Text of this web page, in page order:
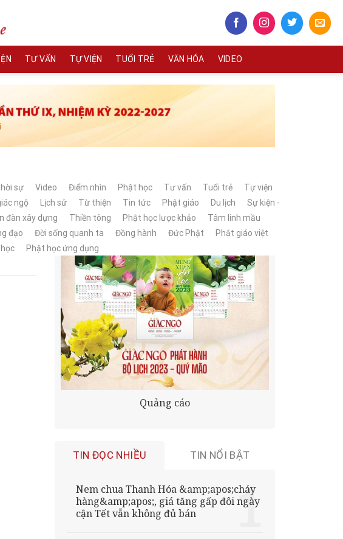
TƯ VẤN TỰ VIỆN TUỔI TRẺ VĂN HÓA VIDEO
sự Video Điểm nhìn Phật học Tư vấn Tuổi trẻ
Tự viện
ngộ
Lịch sử Từ thiện Tin tức Phật giáo Du lịch
Sự kiện -
đàn xây dựng Thiền tông Phật học lược khảo
Tâm linh mầu
đạo Đời sống quanh ta Đồng hành Đức Phật
Phật giáo việt
Phật học ứng dụng
bí
Quảng cáo
TIN ĐỌC NHIỀU TIN NỔI BẬT
Nem chua Thanh Hóa &amp;apos;cháy
hàng&amp;apos;, giá tăng gấp đôi ngày
cận Tết vẫn không đủ bán